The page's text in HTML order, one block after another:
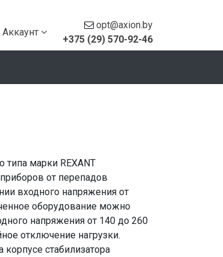
Аккаунт
opt@axion.by
+375 (29) 570-92-46
марки REXANT
от перепадов
входного напряжения от
оборудование можно
напряжения от 140 до 260
отключение нагрузки.
стабилизатора